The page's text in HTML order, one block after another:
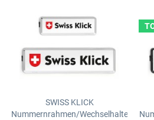
SWISS KLICK
Nummernrahmen/Wechselhalter